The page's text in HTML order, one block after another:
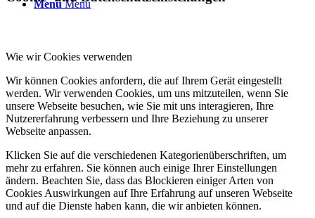
Menü Menü
Wie wir Cookies verwenden
Wir können Cookies anfordern, die auf Ihrem Gerät eingestellt
werden. Wir verwenden Cookies, um uns mitzuteilen, wenn Sie
unsere Webseite besuchen, wie Sie mit uns interagieren, Ihre
Nutzererfahrung verbessern und Ihre Beziehung zu unserer
Webseite anpassen.
Klicken Sie auf die verschiedenen Kategorienüberschriften, um
mehr zu erfahren. Sie können auch einige Ihrer Einstellungen
ändern. Beachten Sie, dass das Blockieren einiger Arten von
Cookies Auswirkungen auf Ihre Erfahrung auf unseren Webseite
und auf die Dienste haben kann, die wir anbieten können.